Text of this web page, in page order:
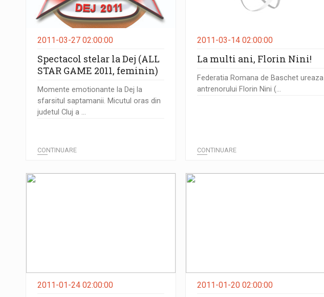
2011-03-27 02:00:00
Spectacol stelar la Dej (ALL
STAR GAME 2011, feminin)
Momente emotionante la Dej la
sfarsitul saptamanii. Micutul oras din
judetul Cluj a ...
CONTINUARE
2011-03-14 02:00:00
La multi ani, Florin Nini!
Federatia Romana de Baschet ureaza
antrenorului Florin Nini (...
CONTINUARE
2011-01-24 02:00:00 2011-01-20 02:00:00